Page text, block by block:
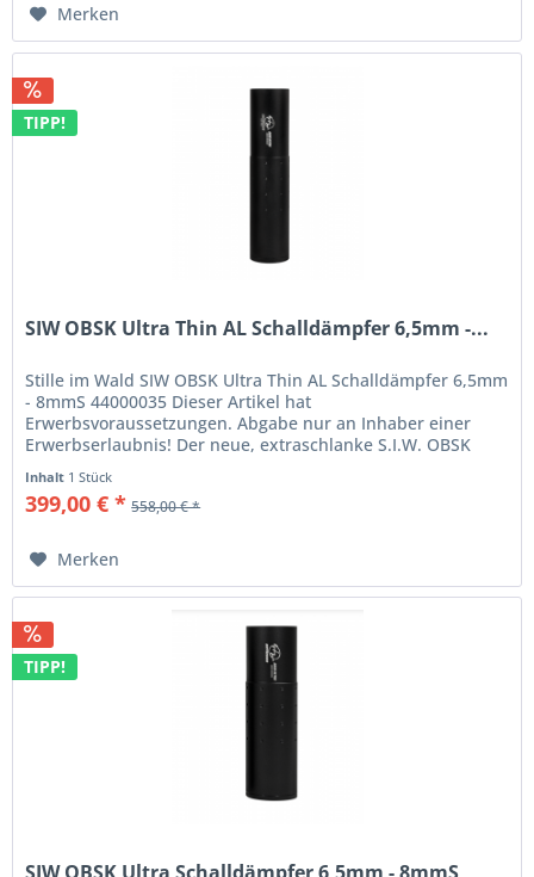
Merken
TIPP!
SIW OBSK Ultra Thin AL Schalldämpfer 6,5mm -...
Stille im Wald SIW OBSK Ultra Thin AL Schalldämpfer 6,5mm
- 8mmS 44000035 Dieser Artikel hat
Erwerbsvoraussetzungen. Abgabe nur an Inhaber einer
Erwerbserlaubnis! Der neue, extraschlanke S.I.W. OBSK
Inhalt 1 Stück
399,00 € * 558,00 € *
Merken
TIPP!